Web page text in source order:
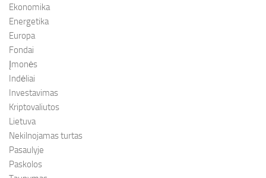
Ekonomika
Energetika
Europa
Fondai
Įmonės
Indėliai
Investavimas
Kriptovaliutos
Lietuva
Nekilnojamas turtas
Pasaulyje
Paskolos